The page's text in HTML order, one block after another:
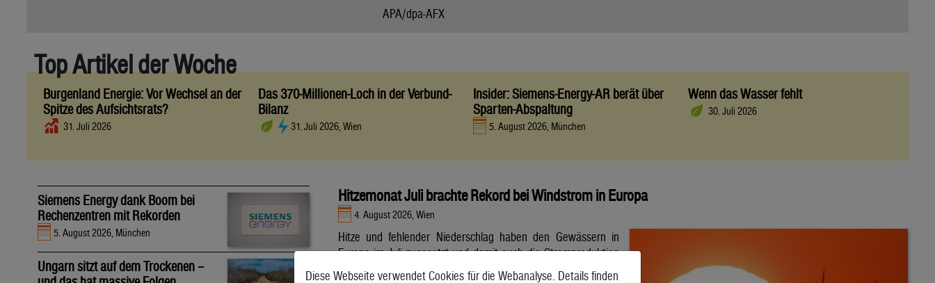
APA/dpa-AFX
Top Artikel der Woche
Burgenland Energie: Vor Wechsel an der
Spitze des Aufsichtsrats?
31. Juli 2026
Das 370-Millionen-Loch in der Verbund-
Bilanz
31. Juli 2026, Wien
Insider: Siemens-Energy-AR berät über
Sparten-Abspaltung
5. August 2026, München
Wenn das Wasser fehlt
30. Juli 2026
Siemens Energy dank Boom bei
Rechenzentren mit Rekorden
5. August 2026, München
Ungarn sitzt auf dem Trockenen –
Hitzemonat Juli brachte Rekord bei Windstrom in Europa
4. August 2026, Wien
Hitze und fehlender Niederschlag haben den Gewässern in
Europa im Juli zugesetzt und damit auch die Stromproduktion
aus Wasser- und Atomkraft beeinträchtigt. Unterdessen
Diese Webseite verwendet Cookies für die Webanalyse. Details finden